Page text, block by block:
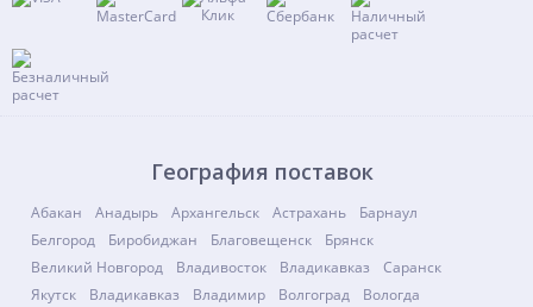
География поставок
Абакан Анадырь Архангельск Астрахань
Барнаул
Белгород
Биробиджан Благовещенск
Брянск
Великий Новгород
Владивосток Владикавказ
Саранск
Якутск
Владикавказ Владимир Волгоград Вологда